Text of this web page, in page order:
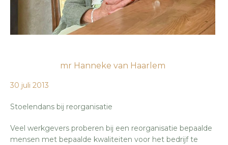
mr Hanneke van Haarlem
30 juli 2013
Stoelendans bij reorganisatie
Veel werkgevers proberen bij een reorganisatie bepaalde
mensen met bepaalde kwaliteiten voor het bedrijf te